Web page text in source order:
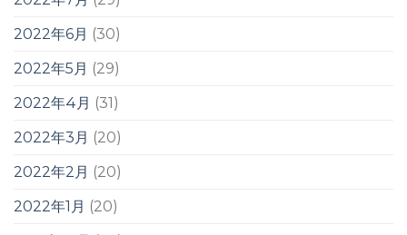
2022年6月 (30)
2022年5月 (29)
2022年4月 (31)
2022年3月 (20)
2022年2月 (20)
2022年1月 (20)